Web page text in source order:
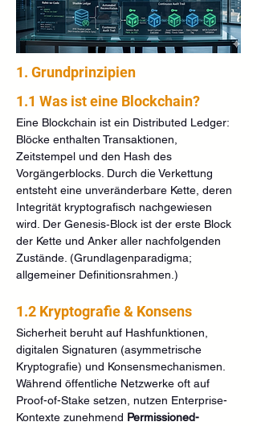
1. Grundprinzipien
1.1 Was ist eine Blockchain?
Eine Blockchain ist ein Distributed Ledger:
Blöcke enthalten Transaktionen,
Zeitstempel und den Hash des
Vorgängerblocks. Durch die Verkettung
entsteht eine unveränderbare Kette, deren
Integrität kryptografisch nachgewiesen
wird. Der Genesis‑Block ist der erste Block
der Kette und Anker aller nachfolgenden
Zustände. (Grundlagenparadigma;
allgemeiner Definitionsrahmen.)
1.2 Kryptografie & Konsens
Sicherheit beruht auf Hashfunktionen,
digitalen Signaturen (asymmetrische
Kryptografie) und Konsensmechanismen.
Während öffentliche Netzwerke oft auf
Proof-of-Stake setzen, nutzen Enterprise-
Kontexte zunehmend Permissioned-